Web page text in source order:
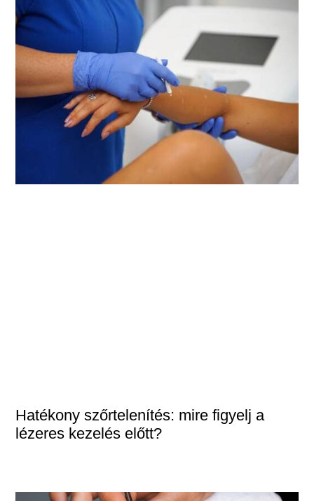
Hatékony szőrtelenítés: mire figyelj a
lézeres kezelés előtt?